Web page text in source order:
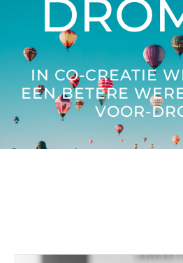
Brieven aan de
Great Citizens
Nieuws
IN CO-CREATIE
EEN BETERE
VOOR-